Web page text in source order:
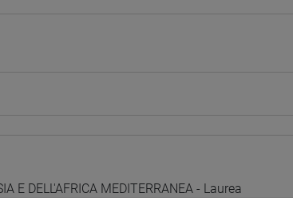
E DELL'AFRICA MEDITERRANEA - Laurea